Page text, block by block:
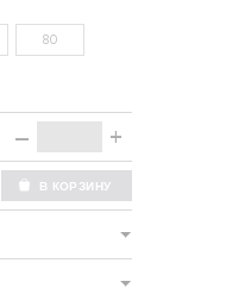
80
– +